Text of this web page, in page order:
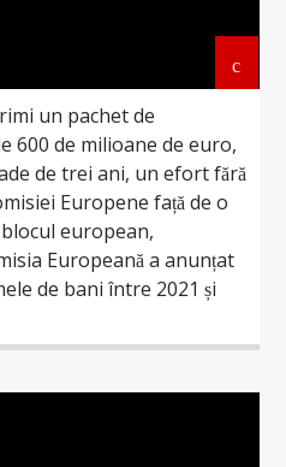
un pachet de
600 de milioane de euro,
de trei ani, un efort fără
Europene față de o
european,
Europeană a anunțat
de bani între 2021 și